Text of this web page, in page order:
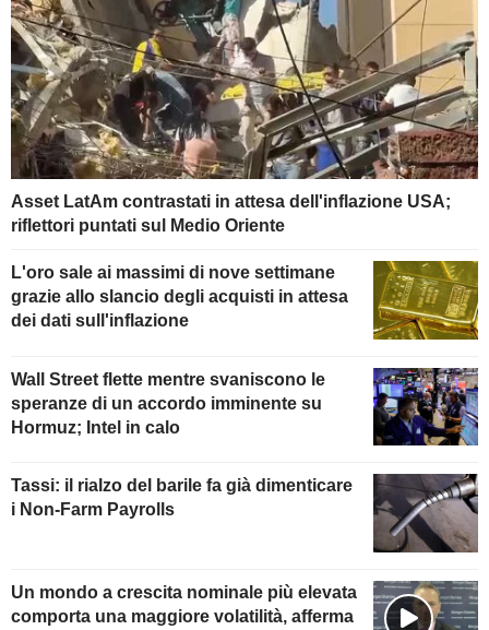
Asset LatAm contrastati in attesa dell'inflazione USA;
riflettori puntati sul Medio Oriente
L'oro sale ai massimi di nove settimane
grazie allo slancio degli acquisti in attesa
dei dati sull'inflazione
Wall Street flette mentre svaniscono le
speranze di un accordo imminente su
Hormuz; Intel in calo
Tassi: il rialzo del barile fa già dimenticare
i Non-Farm Payrolls
Un mondo a crescita nominale più elevata
comporta una maggiore volatilità, afferma